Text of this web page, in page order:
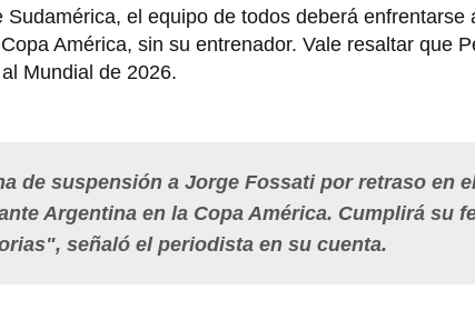
el equipo de todos deberá enfrentarse
América, sin su entrenador. Vale resaltar que
Mundial de 2026.
de suspensión a Jorge Fossati por retraso en
Argentina en la Copa América. Cumplirá su
", señaló el periodista en su cuenta.